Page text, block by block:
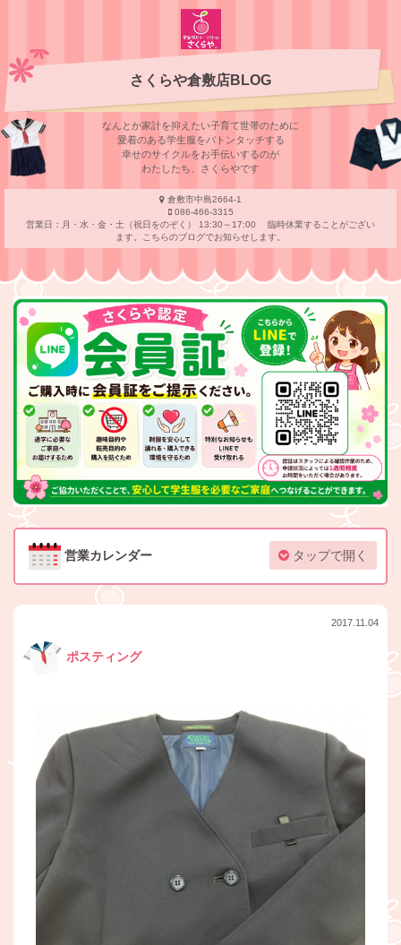
さくらや倉敷店BLOG
なんとか家計を抑えたい子育て世帯のために
愛着のある学⽣服をバトンタッチする
幸せのサイクルをお⼿伝いするのが
わたしたち、さくらやです
倉敷市中島2664-1
086-466-3315
営業日：月・水・金・土（祝日をのぞく） 13:30～17:00 臨時休業することがござい
ます。こちらのブログでお知らせします。
営業カレンダー タップで開く
2017.11.04
ポスティング